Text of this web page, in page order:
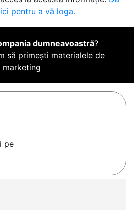
pentru a vă loga.
dumneavoastră?
să primești materialele de
marketing
pe